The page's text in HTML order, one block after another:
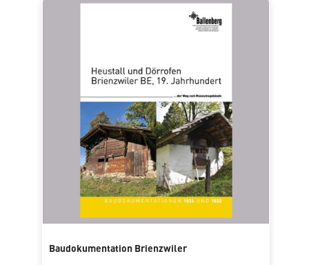
Baudokumentation Brienzwiler